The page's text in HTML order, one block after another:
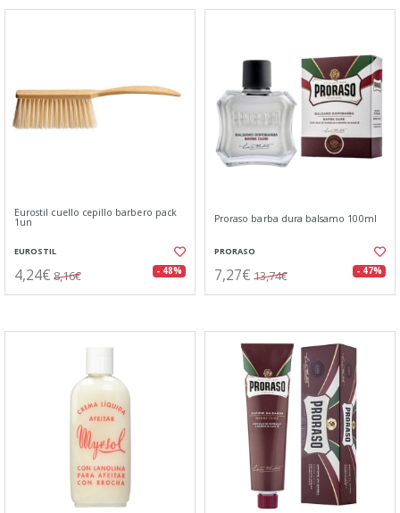
Eurostil cuello cepillo barbero pack
1un
EUROSTIL
4,24€ 8,16€ - 48%
Proraso barba dura balsamo 100ml
PRORASO
7,27€ 13,74€ - 47%